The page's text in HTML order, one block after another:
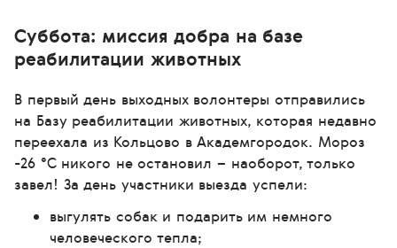
Суббота: миссия добра на базе
реабилитации животных
В первый день выходных волонтеры отправились
на Базу реабилитации животных, которая недавно
переехала из Кольцово в Академгородок. Мороз
-26 °C никого не остановил – наоборот, только
завел! За день участники выезда успели:
выгулять собак и подарить им немного
человеческого тепла;